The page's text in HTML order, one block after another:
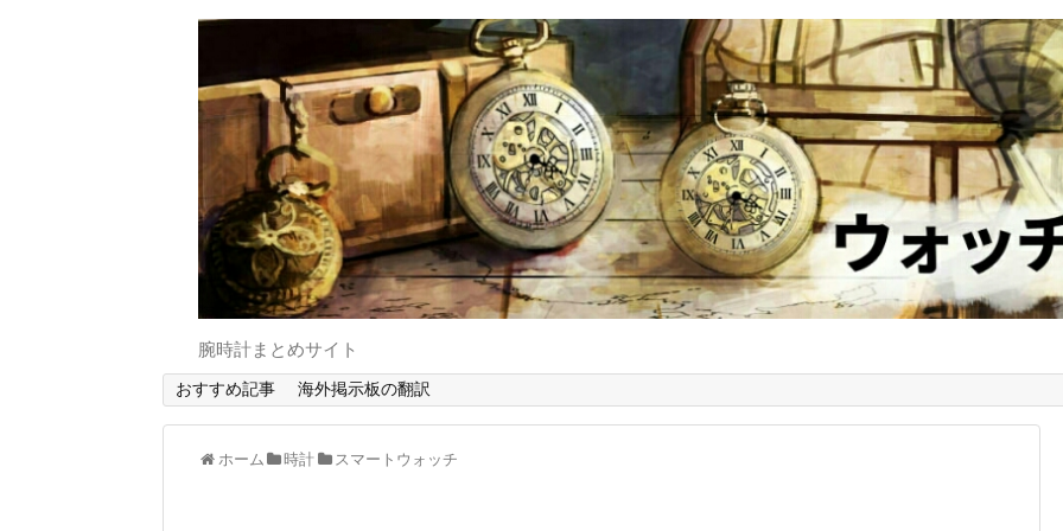
腕時計まとめサイト
おすすめ記事 海外掲示板の翻訳
ホーム 時計 スマートウォッチ